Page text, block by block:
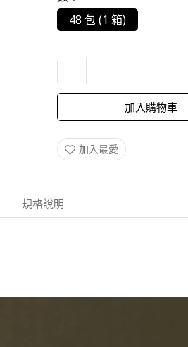
48 包 (1 箱)
加入購物車
加入最愛
規格說明